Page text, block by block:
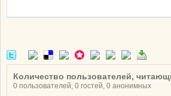
Количество пользователей,
0 пользователей, 0 гостей, 0 анонимных